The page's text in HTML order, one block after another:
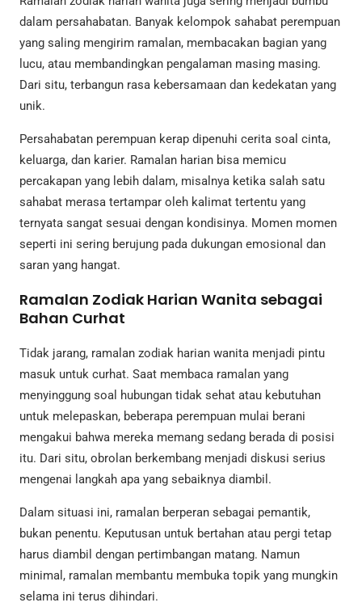
dalam persahabatan. Banyak kelompok sahabat perempuan
yang saling mengirim ramalan, membacakan bagian yang
lucu, atau membandingkan pengalaman masing masing.
Dari situ, terbangun rasa kebersamaan dan kedekatan yang
unik.
Persahabatan perempuan kerap dipenuhi cerita soal cinta,
keluarga, dan karier. Ramalan harian bisa memicu
percakapan yang lebih dalam, misalnya ketika salah satu
sahabat merasa tertampar oleh kalimat tertentu yang
ternyata sangat sesuai dengan kondisinya. Momen momen
seperti ini sering berujung pada dukungan emosional dan
saran yang hangat.
Ramalan Zodiak Harian Wanita sebagai
Bahan Curhat
Tidak jarang, ramalan zodiak harian wanita menjadi pintu
masuk untuk curhat. Saat membaca ramalan yang
menyinggung soal hubungan tidak sehat atau kebutuhan
untuk melepaskan, beberapa perempuan mulai berani
mengakui bahwa mereka memang sedang berada di posisi
itu. Dari situ, obrolan berkembang menjadi diskusi serius
mengenai langkah apa yang sebaiknya diambil.
Dalam situasi ini, ramalan berperan sebagai pemantik,
bukan penentu. Keputusan untuk bertahan atau pergi tetap
harus diambil dengan pertimbangan matang. Namun
minimal, ramalan membantu membuka topik yang mungkin
selama ini terus dihindari.